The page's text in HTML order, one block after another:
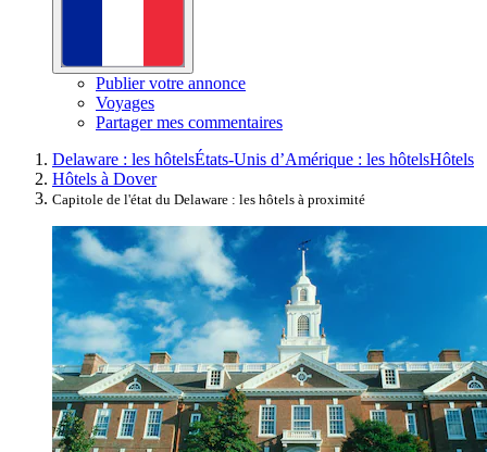
Publier votre annonce
Voyages
Partager mes commentaires
Delaware : les hôtelsÉtats-Unis d’Amérique : les hôtelsHôtels
Hôtels à Dover
Capitole de l'état du Delaware : les hôtels à proximité